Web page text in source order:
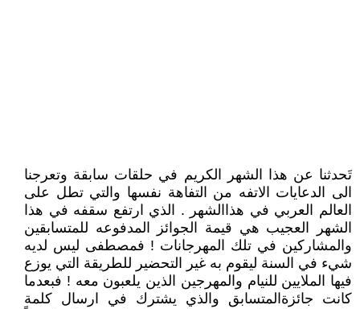
تَحدثنا عن هذا الشهر الكريم في حلقات سابقة وتعرجنا
الى الدعايات الاتفه من التفاهة نفسها والتي تطل على
العالم العربي في هذاالشهر . الذي ارتفع سقفه في هذا
الشهر العجيب هي قيمة الجوائز المدفوعه للمتسابقين
والمشاركين في تلك المهرجانات ! فمصطفى ليس لديه
شيء في السنة ليقوم به غير التحضير للطريقة التي يوزع
فيها الملايين للنيام والمهرجين الذين يلعبون معه ! فبعدما
كانت جائزةالمتسابق والذي يشترك في ارسال كلمة